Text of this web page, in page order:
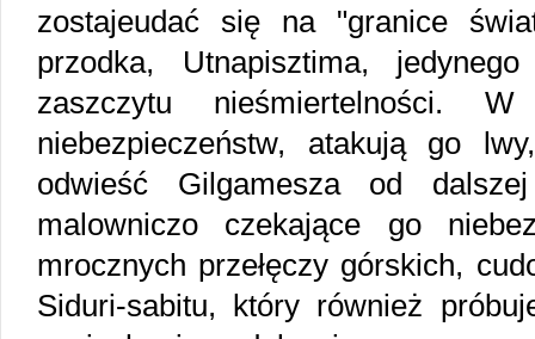
zostajeudać się na "granice
przodka, Utnapisztima,
zaszczytu nieśmiertelności.
niebezpieczeństw, atakują go
odwieść Gilgamesza od
malowniczo czekające go
mrocznych przełęczy górskich,
Siduri-sabitu, który również